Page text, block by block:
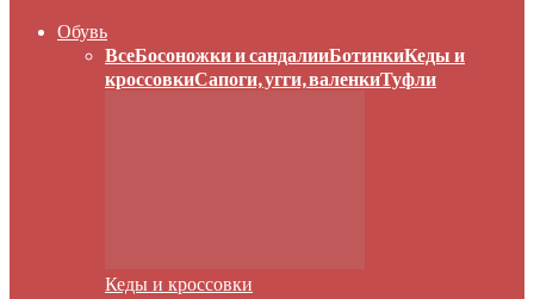
Обувь
ВсеБосоножки и сандалииБотинкиКеды и
кроссовкиСапоги, угги, валенкиТуфли
Кеды и кроссовки